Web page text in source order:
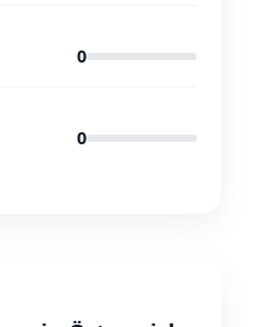
0
0